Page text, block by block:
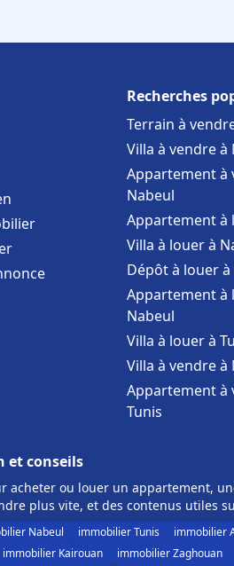
Recherches
Terrain à
Villa à vendre à
Appartement à
Nabeul
Appartement à
Villa à louer à
Dépôt à louer à
Appartement à
Nabeul
Villa à louer à
Villa à vendre
Appartement à
Tunis
et conseils
acheter ou louer un appartement,
plus vite, et des contenus utiles
Nabeul immobilier Tunis immobilier
immobilier Kairouan immobilier Zaghouan